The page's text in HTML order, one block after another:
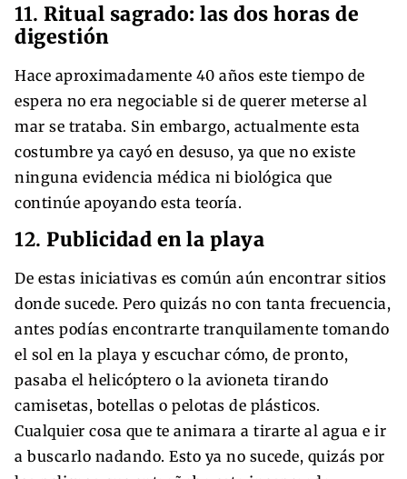
11. Ritual sagrado: las dos horas de
digestión
Hace aproximadamente 40 años este tiempo de
espera no era negociable si de querer meterse al
mar se trataba. Sin embargo, actualmente esta
costumbre ya cayó en desuso, ya que no existe
ninguna evidencia médica ni biológica que
continúe apoyando esta teoría.
12. Publicidad en la playa
De estas iniciativas es común aún encontrar sitios
donde sucede. Pero quizás no con tanta frecuencia,
antes podías encontrarte tranquilamente tomando
el sol en la playa y escuchar cómo, de pronto,
pasaba el helicóptero o la avioneta tirando
camisetas, botellas o pelotas de plásticos.
Cualquier cosa que te animara a tirarte al agua e ir
a buscarlo nadando. Esto ya no sucede, quizás por